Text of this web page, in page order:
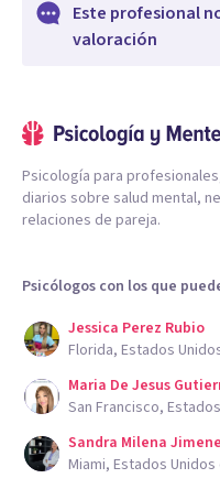
Este profesional
valoración
Psicología para
diarios sobre salud mental,
relaciones de pareja.
Psicólogos con los que
Jessica Perez Rubio
Florida, Estados
Maria De Jesus
San Francisco,
Sandra Milena
Miami, Estados